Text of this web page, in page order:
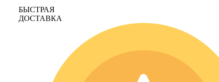
БЫСТРАЯ
ДОСТАВКА